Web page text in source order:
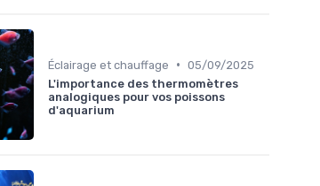
Éclairage et chauffage • 05/09/2025
L'importance des thermomètres
analogiques pour vos poissons
d'aquarium